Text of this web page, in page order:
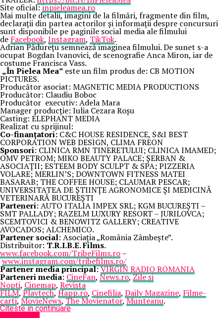
Site oficial:inpieleamea.ro
Mai multe detalii, imagini de la filmări, fragmente din film,
declarații din partea actorilor și informații despre concursuri
sunt disponibile pe paginile social media ale filmului
de Facebook, Instagram, TikTok.
Adrian Pădurețu semnează imaginea filmului. De sunet s-a
ocupat Bogdan Ivanovici, de scenografie Anca Miron, iar de
costume Francisca Vass.
„În Pielea Mea” este un film produs de: CB MOTION
PICTURES.
Producător asociat: MAGNETIC MEDIA PRODUCTIONS
Producător: Claudiu Boboc
Producător executiv: Adela Mara
Manager producție: Iulia Cezara Roșu
Casting: ELEPHANT MEDIA
Realizat cu sprijinul:
Co-finanțatori: C&C HOUSE RESIDENCE, S&I BEST
CORPORATION WEB DESIGN, CLIMA FREON
Sponsori: CLINICA RMN TINERETULUI; CLINICA IMAMED;
OMV PETROM; MIKO BEAUTY PALACE; ȘERBAN &
ASOCIAȚII; ESTEEM BODY SCULPT & SPA; PIZZERIA
VOLARE; MERLIN’S; DOWNTOWN FITNESS MATEI
BASARAB; THE COFFEE HOUSE; CLAUMAR PESCAR;
UNIVERSITATEA DE ȘTIINȚE AGRONOMICE ȘI MEDICINĂ
VETERINARĂ BUCUREȘTI
Parteneri: AUTO ITALIA IMPEX SRL; KGM BUCUREȘTI –
SMT PALLADY; RAZELM LUXURY RESORT – JURILOVCA;
SCEMTOVICI & BENOWITZ GALLERY; CREATIVE
AVOCADOS; ALCHEMICO.
Partener social: Asociația „România Zâmbește”.
Distribuitor: T.R.I.B.E. Films.
www.facebook.com/TribeFilms.ro–
www.instagram.com/tribefilms.ro/
Partener media principal:VIRGIN RADIO ROMANIA
Parteneri media: CineFan, News.ro,Zile și
Nopți, Cinemap, Revista
FILM,Playtech,Happ.ro, Cinefilia, Daily Magazine, Filme-
carti,MovieNews,The Movienator,Munteanu.
Citeste in continuare